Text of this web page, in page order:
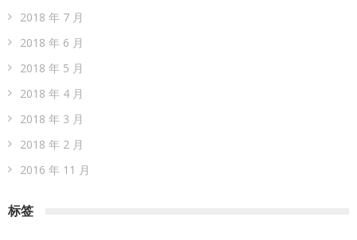
2018 年 7 月
2018 年 6 月
2018 年 5 月
2018 年 4 月
2018 年 3 月
2018 年 2 月
2016 年 11 月
标签